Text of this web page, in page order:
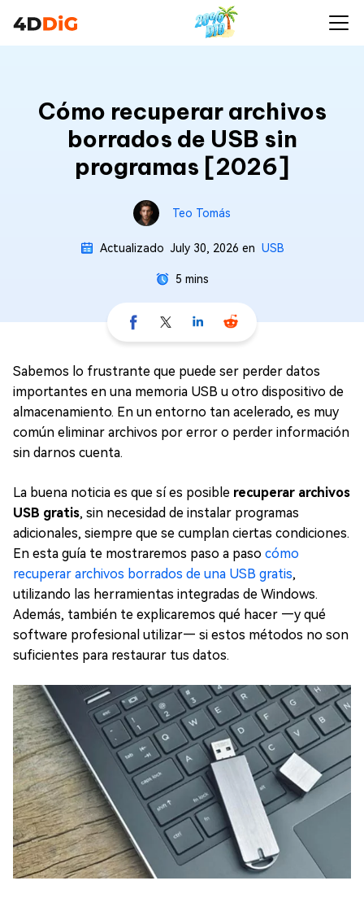
Cómo recuperar archivos
borrados de USB sin
programas [2026]
Teo Tomás
Actualizado July 30, 2026 en USB
5 mins
Sabemos lo frustrante que puede ser perder datos
importantes en una memoria USB u otro dispositivo de
almacenamiento. En un entorno tan acelerado, es muy
común eliminar archivos por error o perder información
sin darnos cuenta.
La buena noticia es que sí es posible recuperar archivos
USB gratis, sin necesidad de instalar programas
adicionales, siempre que se cumplan ciertas condiciones.
En esta guía te mostraremos paso a paso cómo
recuperar archivos borrados de una USB gratis,
utilizando las herramientas integradas de Windows.
Además, también te explicaremos qué hacer —y qué
software profesional utilizar— si estos métodos no son
suficientes para restaurar tus datos.